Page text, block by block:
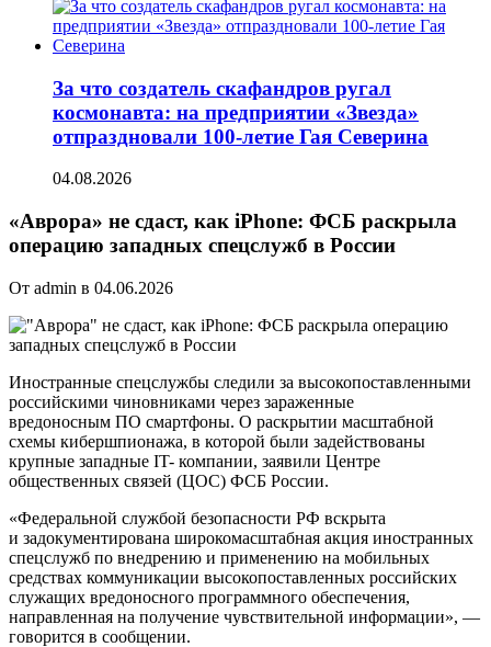
За что создатель скафандров ругал
космонавта: на предприятии «Звезда»
отпраздновали 100-летие Гая Северина
04.08.2026
«Аврора» не сдаст, как iPhone: ФСБ раскрыла
операцию западных спецслужб в России
От admin в 04.06.2026
Иностранные спецслужбы следили за высокопоставленными
российскими чиновниками через зараженные
вредоносным ПО смартфоны. О раскрытии масштабной
схемы кибершпионажа, в которой были задействованы
крупные западные IT- компании, заявили Центре
общественных связей (ЦОС) ФСБ России.
«Федеральной службой безопасности РФ вскрыта
и задокументирована широкомасштабная акция иностранных
спецслужб по внедрению и применению на мобильных
средствах коммуникации высокопоставленных российских
служащих вредоносного программного обеспечения,
направленная на получение чувствительной информации», —
говорится в сообщении.